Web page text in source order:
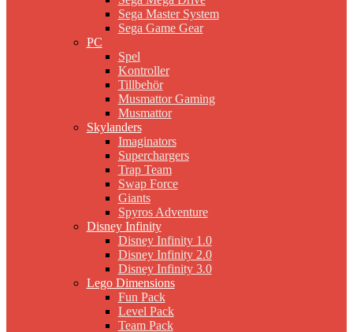
Sega Master System
Sega Game Gear
PC
Spel
Kontroller
Tillbehör
Musmattor Gaming
Musmattor
Skylanders
Imaginators
Superchargers
Trap Team
Swap Force
Giants
Spyros Adventure
Disney Infinity
Disney Infinity 1.0
Disney Infinity 2.0
Disney Infinity 3.0
Lego Dimensions
Fun Pack
Level Pack
Team Pack